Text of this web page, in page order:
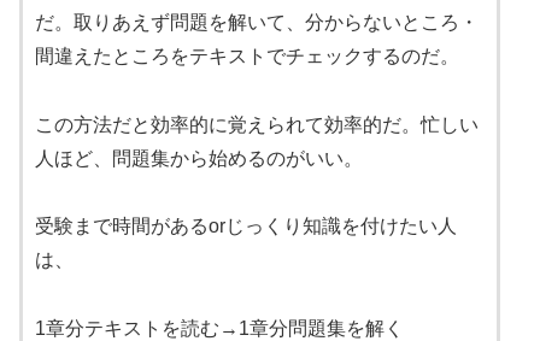
だ。取りあえず問題を解いて、分からないところ・
間違えたところをテキストでチェックするのだ。
この方法だと効率的に覚えられて効率的だ。忙しい
人ほど、問題集から始めるのがいい。
受験まで時間があるorじっくり知識を付けたい人
は、
1章分テキストを読む→1章分問題集を解く